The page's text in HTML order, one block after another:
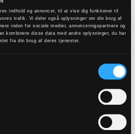
indhold og annoncer, til at vise dig funktioner til
trafik. Vi deler også oplysninger om din brug af
inden for sociale medier, annonceringspartnere og
kombinere disse data med andre oplysninger, du har
fra din brug af deres tjenester.